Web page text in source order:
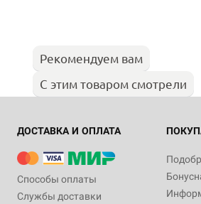
Рекомендуем вам
С этим товаром смотрели
ДОСТАВКА И ОПЛАТА
Способы оплаты
Службы доставки